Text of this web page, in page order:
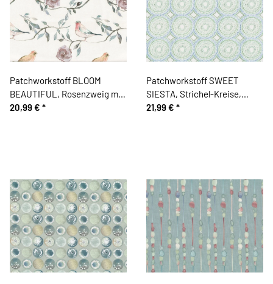
Patchworkstoff BLOOM
BEAUTIFUL, Rosenzweig mit
Vogel
20,99 € *
Patchworkstoff SWEET
SIESTA, Strichel-Kreise,
schilfgrün
21,99 € *